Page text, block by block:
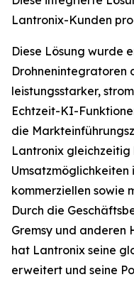
Lantronix-Kunden
Diese Lösung wurde
Drohnenintegratoren
leistungsstarker,
Echtzeit-KI-
die
Lantronix
Umsatzmöglichkeiten
kommerziellen sowie
Durch die
Gremsy und anderen
hat Lantronix seine
erweitert und seine